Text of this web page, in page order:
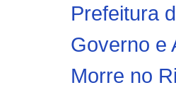
Prefeitura
Governo e
Morre no